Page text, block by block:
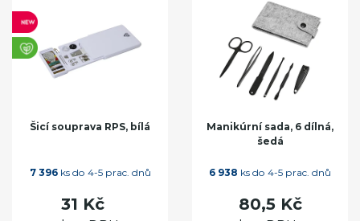
Šicí souprava RPS, bílá
7 396ks do 4-5 prac. dnů
31 Kč
Manikúrní sada, 6 dílná,
šedá
6 938 ks do 4-5 prac. dnů
80,5 Kč